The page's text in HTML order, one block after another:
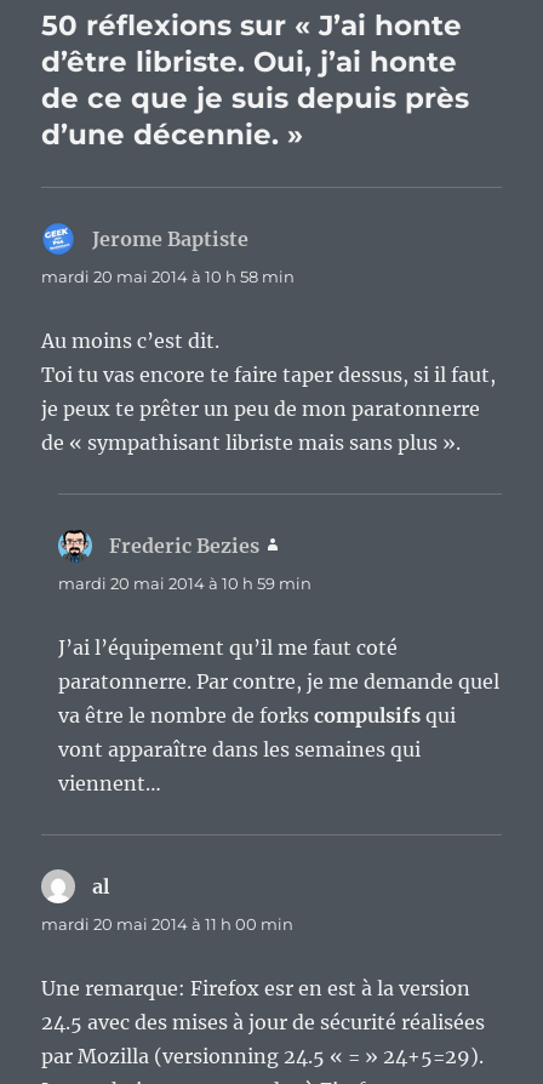
50 réflexions sur « J’ai honte
d’être libriste. Oui, j’ai honte
de ce que je suis depuis près
d’une décennie. »
Jerome Baptiste
mardi 20 mai 2014 à 10 h 58 min
Au moins c’est dit.
Toi tu vas encore te faire taper dessus, si il faut,
je peux te prêter un peu de mon paratonnerre
de « sympathisant libriste mais sans plus ».
Frederic Bezies
mardi 20 mai 2014 à 10 h 59 min
J’ai l’équipement qu’il me faut coté
paratonnerre. Par contre, je me demande quel
va être le nombre de forkscompulsifs qui
vont apparaître dans les semaines qui
viennent…
al
mardi 20 mai 2014 à 11 h 00 min
Une remarque: Firefox esr en est à la version
24.5 avec des mises à jour de sécurité réalisées
par Mozilla (versionning 24.5 « = » 24+5=29).